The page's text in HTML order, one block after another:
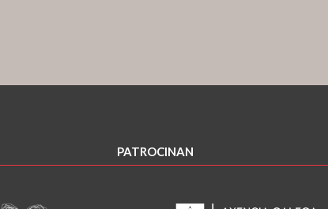
PATROCINAN